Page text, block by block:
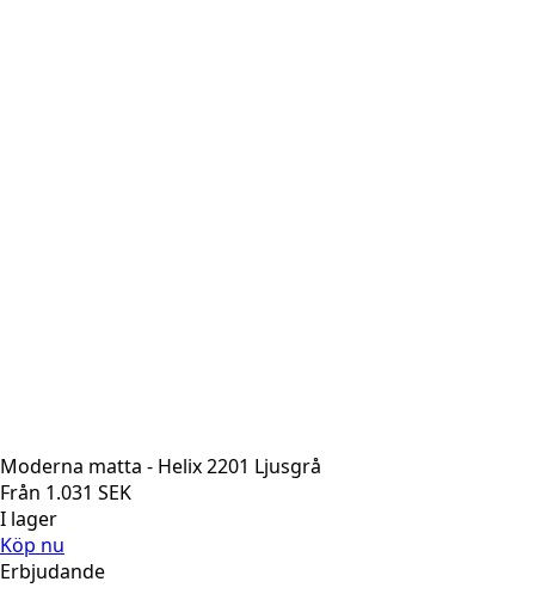
Moderna matta - Helix 2201 Ljusgrå
Från 1.031 SEK
I lager
Köp nu
Erbjudande